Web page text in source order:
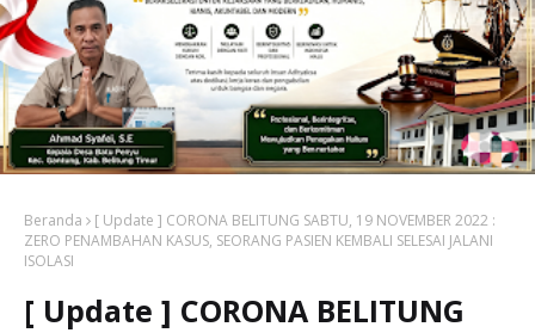
Beranda
[ Update ] CORONA BELITUNG SABTU, 19 NOVEMBER 2022 :
ZERO PENAMBAHAN KASUS, SEORANG PASIEN KEMBALI SELESAI JALANI
ISOLASI
[ Update ] CORONA BELITUNG